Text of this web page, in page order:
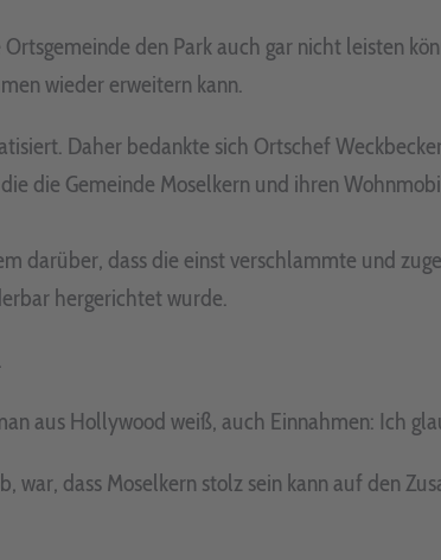
den Park auch gar nicht leisten
wieder erweitern kann.
Daher bedankte sich Ortschef
die Gemeinde Moselkern und ihren
darüber, dass die einst verschlammte und
hergerichtet wurde.
aus Hollywood weiß, auch Einnahmen: Ich
war, dass Moselkern stolz sein kann auf den